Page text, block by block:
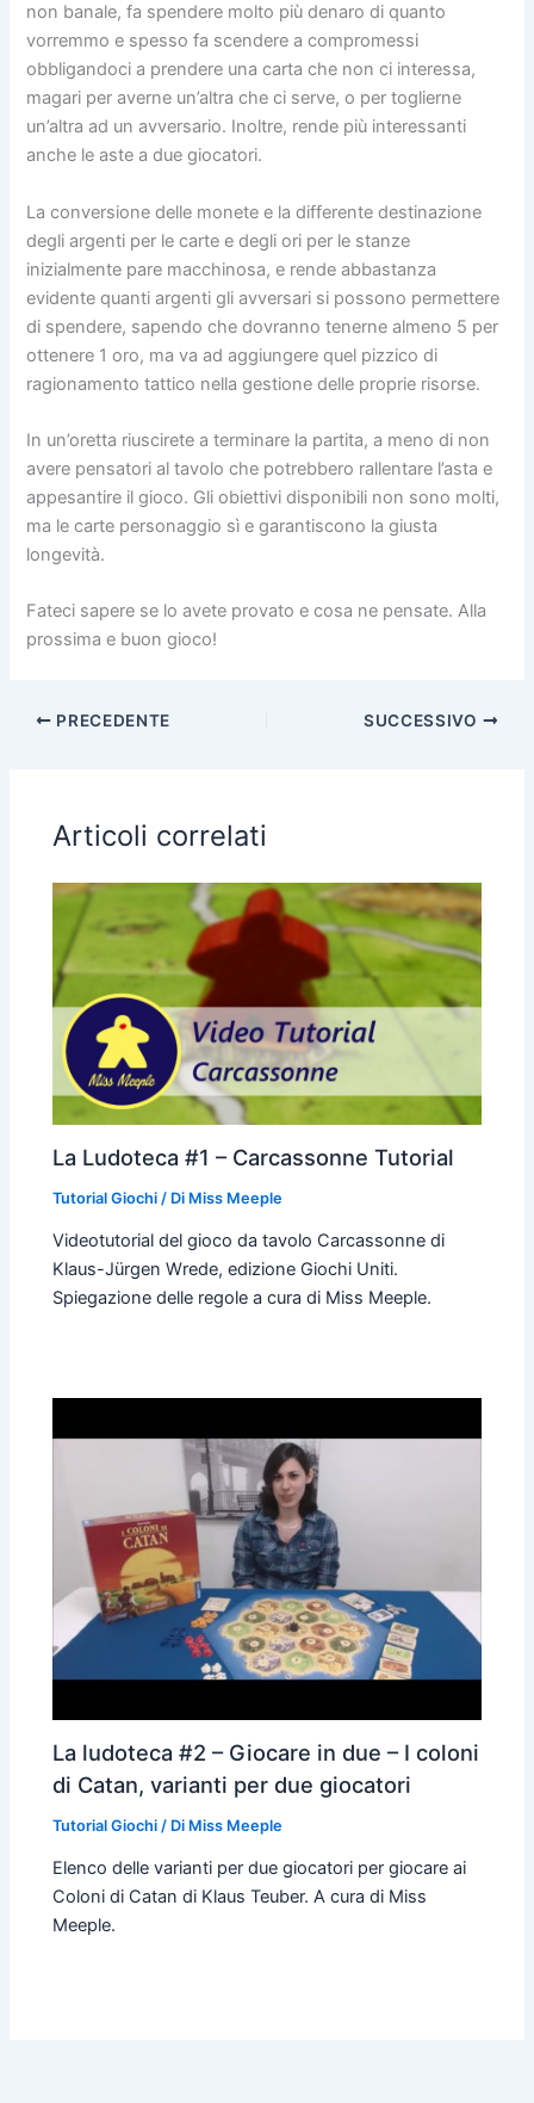
non banale, fa spendere molto più denaro di quanto
vorremmo e spesso fa scendere a compromessi
obbligandoci a prendere una carta che non ci interessa,
magari per averne un’altra che ci serve, o per toglierne
un’altra ad un avversario. Inoltre, rende più interessanti
anche le aste a due giocatori.
La conversione delle monete e la differente destinazione
degli argenti per le carte e degli ori per le stanze
inizialmente pare macchinosa, e rende abbastanza
evidente quanti argenti gli avversari si possono permettere
di spendere, sapendo che dovranno tenerne almeno 5 per
ottenere 1 oro, ma va ad aggiungere quel pizzico di
ragionamento tattico nella gestione delle proprie risorse.
In un’oretta riuscirete a terminare la partita, a meno di non
avere pensatori al tavolo che potrebbero rallentare l’asta e
appesantire il gioco. Gli obiettivi disponibili non sono molti,
ma le carte personaggio sì e garantiscono la giusta
longevità.
Fateci sapere se lo avete provato e cosa ne pensate. Alla
prossima e buon gioco!
PRECEDENTE SUCCESSIVO
Articoli correlati
La Ludoteca #1 – Carcassonne Tutorial
Tutorial Giochi / Di Miss Meeple
Videotutorial del gioco da tavolo Carcassonne di
Klaus-Jürgen Wrede, edizione Giochi Uniti.
Spiegazione delle regole a cura di Miss Meeple.
La ludoteca #2 – Giocare in due – I coloni
di Catan, varianti per due giocatori
Tutorial Giochi / Di Miss Meeple
Elenco delle varianti per due giocatori per giocare ai
Coloni di Catan di Klaus Teuber. A cura di Miss
Meeple.